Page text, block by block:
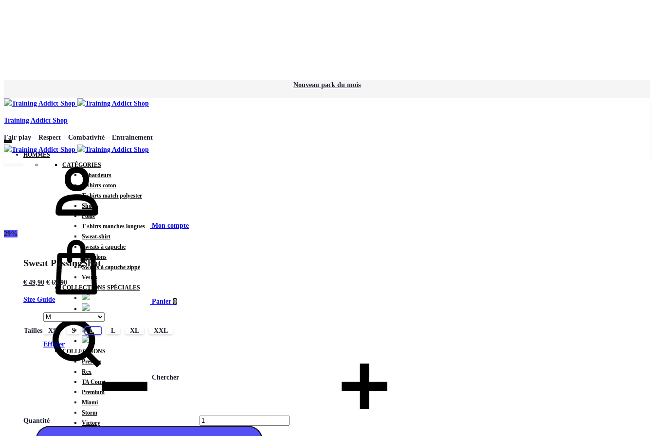
Nouveau pack du mois
Training Addict Shop
Fair play – Respect – Combativité – Entrainement
HOMMES
CATÉGORIES
Débardeurs
T-shirts coton
T-shirts match polyester
Shorts
Polos
T-shirts manches longues
Sweat-shirt
Sweats à capuche
Pantalons
Sweats à capuche zippé
Vestes
COLLECTIONS SPÉCIALES
COLLECTIONS
Prestige
Rex
TA Court
Premium
Miami
Storm
Victory
Mon compte
Panier 0
Chercher
29%
Sweat PassingShot
€ 49,90 €69,90
Size Guide
Tailles XS S M L XL
XXL
Effacer
Quantité